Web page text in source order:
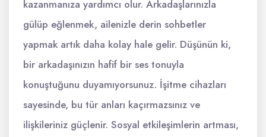
kazanmanıza yardımcı olur. Arkadaşlarınızla
gülüp eğlenmek, ailenizle derin sohbetler
yapmak artık daha kolay hale gelir. Düşünün ki,
bir arkadaşınızın hafif bir ses tonuyla
konuştuğunu duyamıyorsunuz. İşitme cihazları
sayesinde, bu tür anları kaçırmazsınız ve
ilişkileriniz güçlenir. Sosyal etkileşimlerin artması,